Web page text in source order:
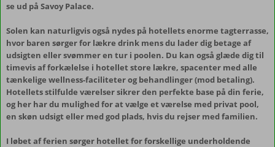
se ud på Savoy Palace.
Solen kan naturligvis også nydes på hotellets enorme tagterrasse,
hvor baren sørger for lækre drink mens du lader dig betage af
udsigten eller svømmer en tur i poolen. Du kan også glæde dig til
timevis af forkælelse i hotellet store lækre, spacenter med alle
tænkelige wellness-faciliteter og behandlinger (mod betaling).
Hotellets stilfulde værelser sikrer den perfekte base på din ferie,
og her har du mulighed for at vælge et værelse med privat pool,
en skøn udsigt eller med god plads, hvis du rejser med familien.
I løbet af ferien sørger hotellet for forskellige underholdende